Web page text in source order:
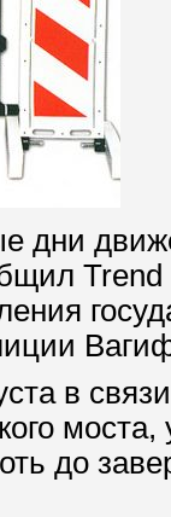
дни
Trend
в
до